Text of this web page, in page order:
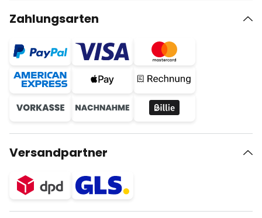
Zahlungsarten
Versandpartner